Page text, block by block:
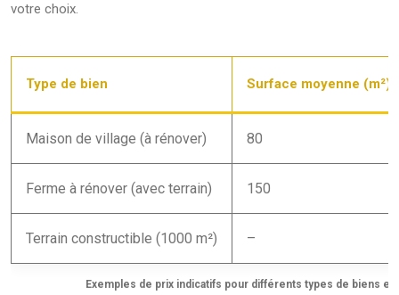
votre choix.
Exemples de prix indicatifs pour différents types de biens
Type de bien Surface moyenne (m²)
Maison de village (à rénover) 80
Ferme à rénover (avec terrain) 150
Terrain constructible (1000 m²) –